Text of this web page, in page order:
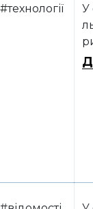
#технології
У